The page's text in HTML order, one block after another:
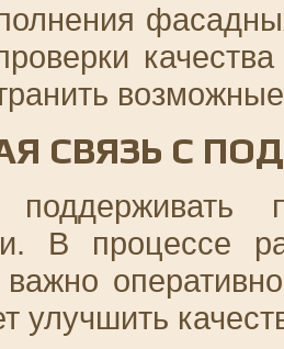
СВЯЗЬ С
В процессе
улучшить